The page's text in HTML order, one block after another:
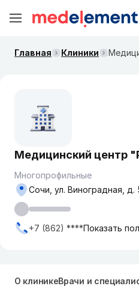
Главная Клиники
Медицинский центр
Многопрофильные
Сочи, ул. Виноградная, д.
+7 (862) ****Показать
О клиникеВрачи и